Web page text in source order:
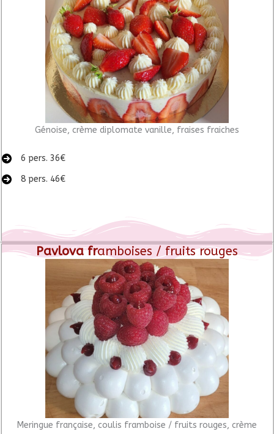
Génoise, crème diplomate vanille, fraises fraiches
6 pers. 36€
8 pers. 46€
Pavlova framboises / fruits rouges
Meringue française, coulis framboise / fruits rouges, crème